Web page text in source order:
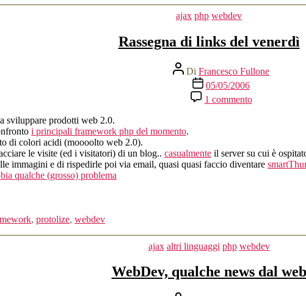
Categorie
ajax php webdev
Rassegna di links del venerdì
Autore
articolo
Di Francesco Fullone
Data
dell'articolo
05/05/2006
1 commentosu
Rassegna
venerdì
sviluppare prodotti web 2.0.
i principali framework php del momento.
di colori acidi (moooolto web 2.0).
le visite (ed i visitatori) di un blog.. casualmente il server su cui è
immagini e di rispedirle poi via email, quasi quasi faccio diventare
qualche (grosso) problema
, protolize, webdev
Categorie
ajax altri linguaggi php webdev
WebDev, qualche news dal web